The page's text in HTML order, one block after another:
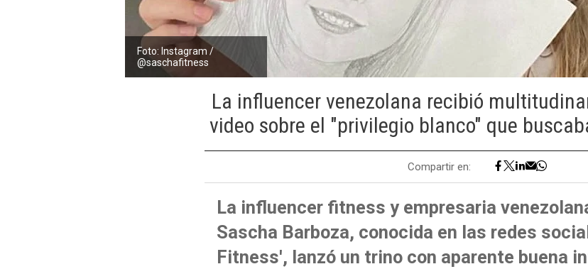
Foto: Instagram /
@saschafitness
La influencer venezolana recibió
video sobre el "privilegio blanco" que
Compartir en:
La influencer fitness y empresaria
Sascha Barboza, conocida en las redes
Fitness', lanzó un trino con aparente buena